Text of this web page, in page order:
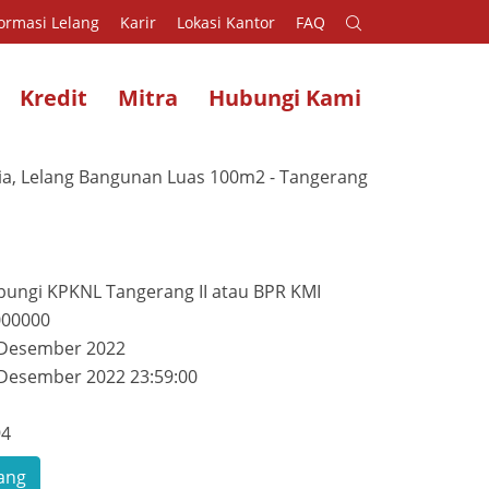
Lelang Karir Lokasi Kantor FAQ
Kredit Mitra Hubungi Kami
Lelang Bangunan Luas 100m2 - Tangerang
KPKNL Tangerang II atau BPR KMI
2022
2022 23:59:00